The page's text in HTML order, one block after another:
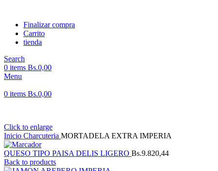
Finalizar compra
Carrito
tienda
Search
0 items Bs.0,00
Menu
0 items Bs.0,00
Click to enlarge
Inicio Charcuteria MORTADELA EXTRA IMPERIA
QUESO TIPO PAISA DELIS LIGERO Bs.9.820,44
Back to products